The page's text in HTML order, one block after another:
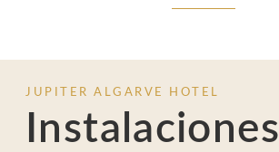
JUPITER ALGARVE HOTEL
Instalaciones